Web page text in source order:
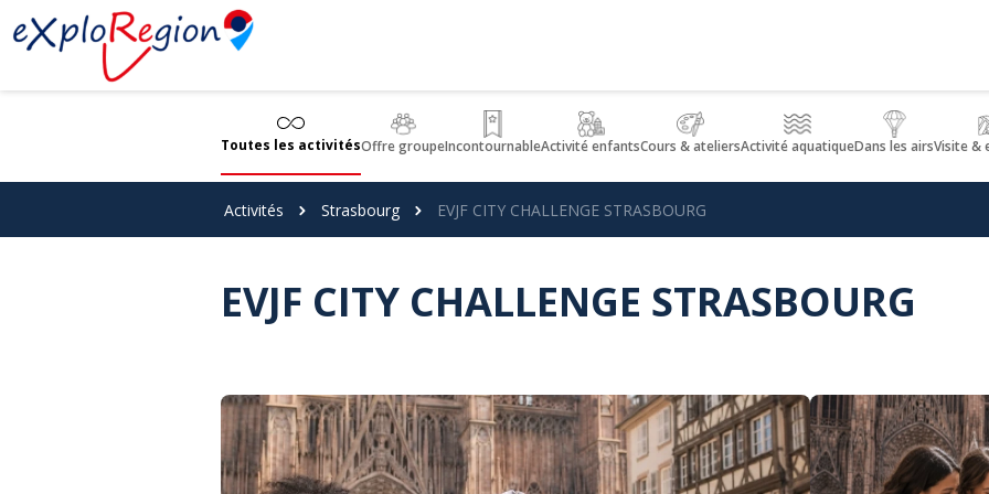
Panneau de gestion des cookies
Toutes les activitésOffre groupeIncontournableActivité enfantsCours & ateliersActivité aquatiqueDans les airsVisite &
Activités Strasbourg EVJF CITY CHALLENGE STRASBOURG
EVJF CITY CHALLENGE STRASBOURG